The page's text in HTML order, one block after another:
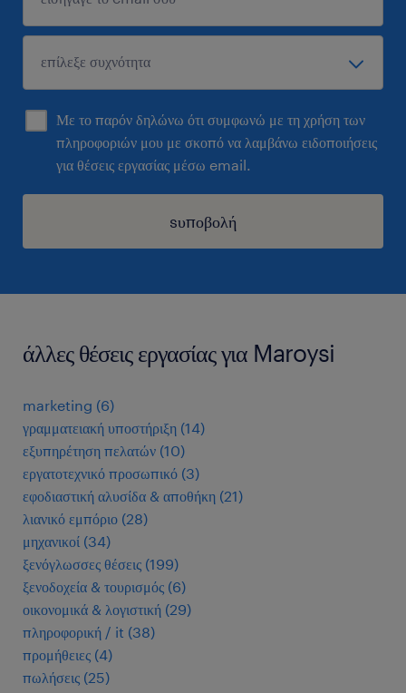
Με το παρόν δηλώνω ότι συμφωνώ με τη χρήση των
πληροφοριών μου με σκοπό να λαμβάνω ειδοποιήσεις
για θέσεις εργασίας μέσω email.
sυποβολή
άλλες θέσεις εργασίας για Maroysi
marketing (6)
γραμματειακή υποστήριξη (14)
εξυπηρέτηση πελατών (10)
εργατοτεχνικό προσωπικό (3)
εφοδιαστική αλυσίδα & αποθήκη (21)
λιανικό εμπόριο (28)
μηχανικοί (34)
ξενόγλωσσες θέσεις (199)
ξενοδοχεία & τουρισμός (6)
οικονομικά & λογιστική (29)
πληροφορική / it (38)
προμήθειες (4)
πωλήσεις (25)